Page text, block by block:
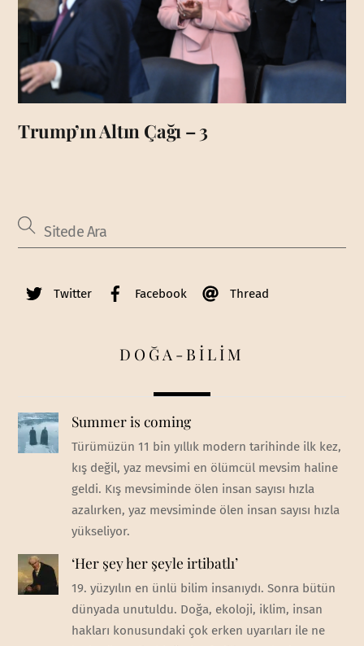
Trump’ın Altın Çağı – 3
Twitter Facebook Thread
DOĞA-BİLİM
Summer is coming
Türümüzün 11 bin yıllık modern tarihinde ilk kez,
kış değil, yaz mevsimi en ölümcül mevsim haline
geldi. Kış mevsiminde ölen insan sayısı hızla
azalırken, yaz mevsiminde ölen insan sayısı hızla
yükseliyor.
‘Her şey her şeyle irtibatlı’
19. yüzyılın en ünlü bilim insanıydı. Sonra bütün
dünyada unutuldu. Doğa, ekoloji, iklim, insan
hakları konusundaki çok erken uyarıları ile ne